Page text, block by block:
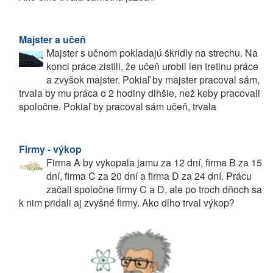
Majster a učeň
Majster s učnom pokladajú škridly na strechu. Na
konci práce zistili, že učeň urobil len tretinu práce
a zvyšok majster. Pokiaľ by majster pracoval sám,
trvala by mu práca o 2 hodiny dlhšie, než keby pracovali
spoločne. Pokiaľ by pracoval sám učeň, trvala
Firmy - výkop
Firma A by vykopala jamu za 12 dní, firma B za 15
dní, firma C za 20 dní a firma D za 24 dní. Prácu
začali spoločne firmy C a D, ale po troch dňoch sa
k nim pridali aj zvyšné firmy. Ako dlho trval výkop?